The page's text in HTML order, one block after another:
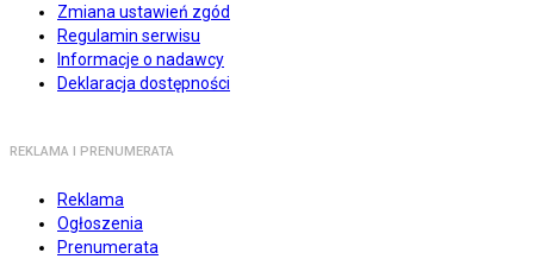
Zmiana ustawień zgód
Regulamin serwisu
Informacje o nadawcy
Deklaracja dostępności
REKLAMA I PRENUMERATA
Reklama
Ogłoszenia
Prenumerata